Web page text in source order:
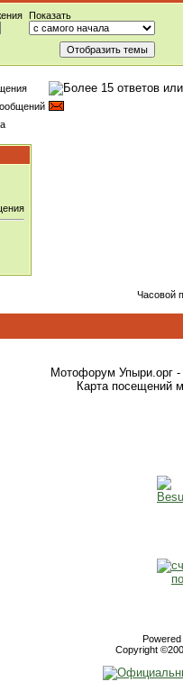
Показать
Часовой
Мотофорум Упыри.орг -
Карта посещений
Copyright